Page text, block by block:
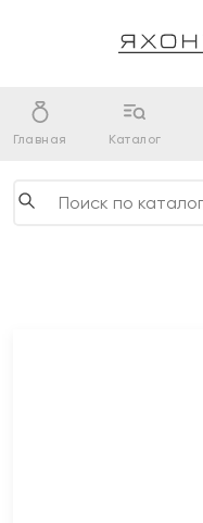
Главная Каталог